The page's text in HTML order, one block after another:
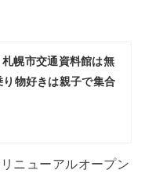
札幌市交通資料館は無
物好きは親子で集合
ニューアルオープン